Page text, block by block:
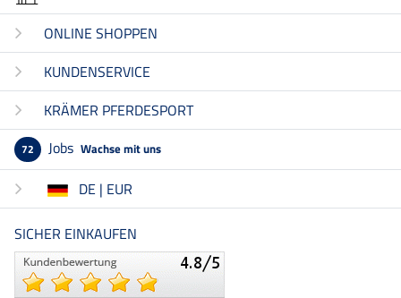
ONLINE SHOPPEN
KUNDENSERVICE
KRÄMER PFERDESPORT
72 Jobs Wachse mit uns
DE | EUR
SICHER EINKAUFEN